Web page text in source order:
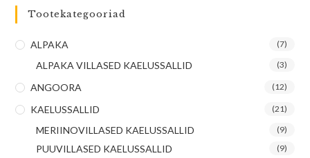
Tootekategooriad
ALPAKA (7)
ALPAKA VILLASED KAELUSSALLID (3)
ANGOORA (12)
KAELUSSALLID (21)
MERIINOVILLASED KAELUSSALLID (9)
PUUVILLASED KAELUSSALLID (9)